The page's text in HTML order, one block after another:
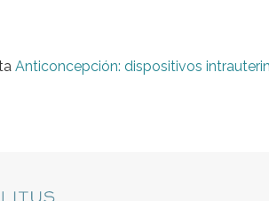
Anticoncepción: dispositivos